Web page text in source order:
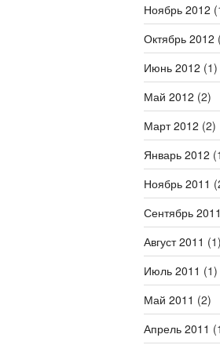
Ноябрь 2012
Октябрь 2012
Июнь 2012 (1)
Май 2012 (2)
Март 2012 (2)
Январь 2012
Ноябрь 2011
Сентябрь 2011
Август 2011 (1)
Июль 2011 (1)
Май 2011 (2)
Апрель 2011